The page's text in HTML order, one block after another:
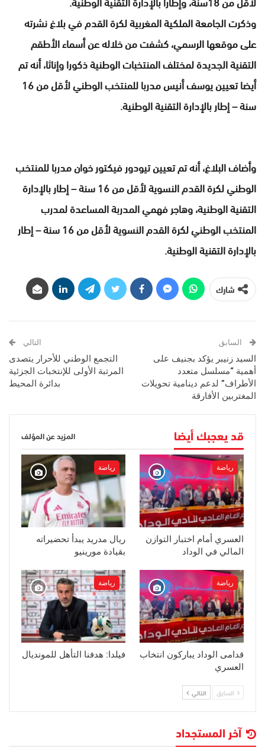
وذكرت الجامعة الملكية المغربية لكرة القدم في بلاغ نشرته
على موقعها الرسمي، كشفت من خلاله عن أسماء الأطقم
التقنية الجديدة لمختلف المنتخبات الوطنية ذكورا وإناثا، أنه تم
أيضا تعيين يوسف أنيس مدربا للمنتخب الوطني لأقل من 16
سنة – إطار بالإدارة التقنية الوطنية.
وأضاف البلاغ، أنه تم تعيين تيودور فيكتور خوان مدربا للمنتخب
الوطني لكرة القدم النسوية لأقل من 16 سنة – إطار بالإدارة
التقنية الوطنية، وهاجر فهمي المدربة المساعدة لمدرب
المنتخب الوطني لكرة القدم النسوية لأقل من 16 سنة – إطار
بالإدارة التقنية الوطنية.
شارك
السابق
السيد زنيبر يؤكد بجنيف على
أهمية “مسلسل متعدد
الأطراف” لدعم دينامية تحويلات
المغتربين الأفارقة
التالي
التجمع الوطني للأحرار يتصدى
المرتبة الأولى للإنتخبات الجزئية
بدائرة المحيط
قد يعجبك أيضا المزيد عن المؤلف
رياضة
العسري أمام اختبار التوازن
المالي في الوداد
رياضة
ريال مدريد يبدأ تحضيراته
بقيادة مورينيو
رياضة
قدامى الوداد يباركون انتخاب
العسري
رياضة
فيلدا: هدفنا التأهل للمونديال
السابق التالي
آخر المستجداد